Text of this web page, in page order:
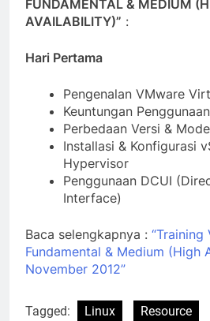
FUNDAMENTAL & MEDIUM
AVAILABILITY)” :
Hari Pertama
Pengenalan VMware
Keuntungan
Perbedaan Versi &
Installasi & Konfigurasi
Hypervisor
Penggunaan DCUI
Interface)
Baca selengkapnya : “Training
Fundamental & Medium (High
November 2012”
Tagged: Linux Resource